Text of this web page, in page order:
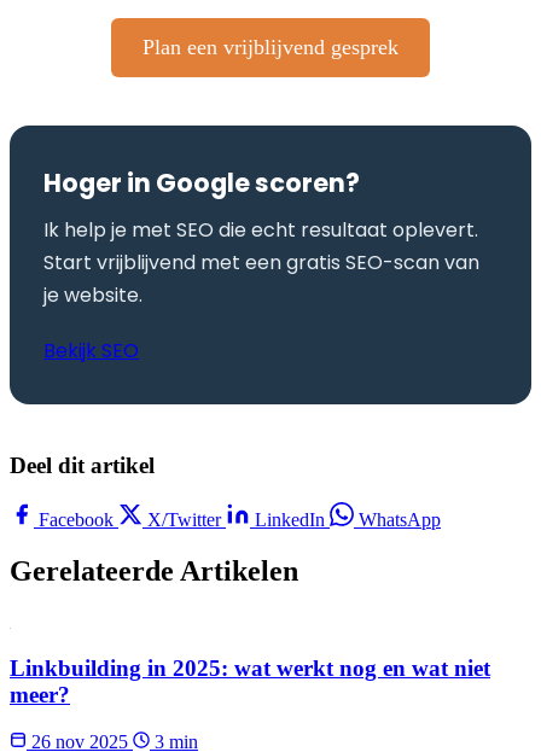
Plan een vrijblijvend gesprek
Hoger in Google scoren?
Ik help je met SEO die echt resultaat oplevert.
Start vrijblijvend met een gratis SEO-scan van
je website.
Bekijk SEO
Deel dit artikel
Facebook X/Twitter LinkedIn WhatsApp
Gerelateerde Artikelen
Linkbuilding in 2025: wat werkt nog en wat niet
meer?
26 nov 2025
3 min